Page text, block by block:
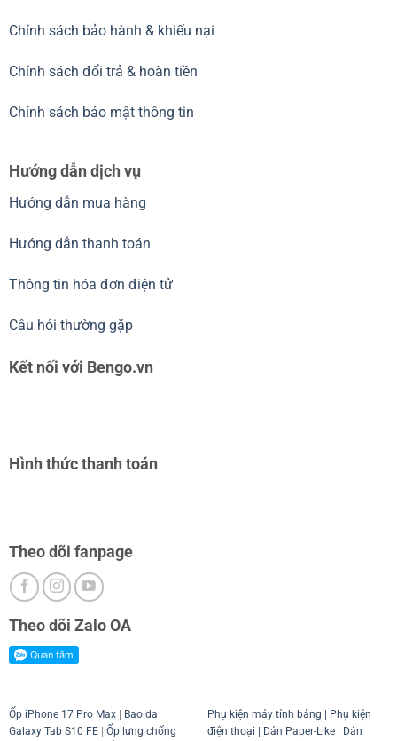
Chính sách bảo hành & khiếu nại
Chính sách đổi trả & hoàn tiền
Chỉnh sách bảo mật thông tin
Hướng dẫn dịch vụ
Hướng dẫn mua hàng
Hướng dẫn thanh toán
Thông tin hóa đơn điện tử
Câu hỏi thường gặp
Kết nối với Bengo.vn
Hình thức thanh toán
Theo dõi fanpage
Theo dõi Zalo OA
Ốp iPhone 17 Pro Max|
Bao da
Galaxy Tab S10 FE| Ốp lưng chống
Phụ kiện máy tính bảng
Phụ kiện
điện thoại | Dán Paper-Like| Dán